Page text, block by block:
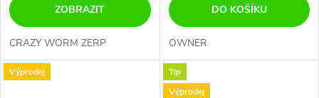
ZOBRAZIT
CRAZY WORM ZERP
DO KOŠÍKU
OWNER
Výprodej
Tip
Výprodej